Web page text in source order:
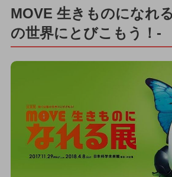
MOVE 生きものになれ
の世界にとびこもう！-